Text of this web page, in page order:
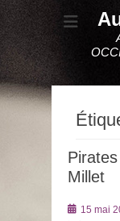
Millet
Posté15 mai